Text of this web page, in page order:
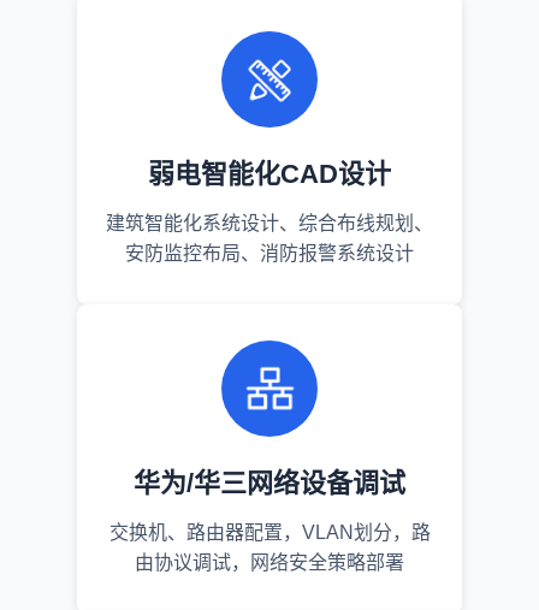
弱电智能化CAD设计
建筑智能化系统设计、综合布线规划、
安防监控布局、消防报警系统设计
华为/华三网络设备调试
交换机、路由器配置，VLAN划分，路
由协议调试，网络安全策略部署